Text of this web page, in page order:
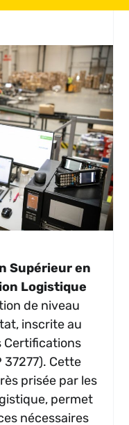
Supérieur en
Logistique
de niveau
inscrite au
Certifications
37277). Cette
prisée par les
permet
nécessaires